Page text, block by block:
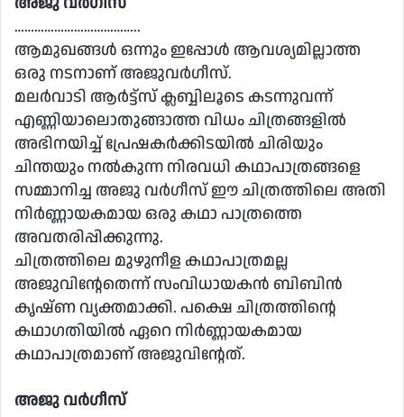
………………………………..
ആമുഖങ്ങൾ ഒന്നും ഇപ്പോൾ ആവശ്യമില്ലാത്ത
ഒരു നടനാണ് അജുവർഗീസ്.
മലർവാടി ആർട്ട്സ് ക്ലബ്ബിലൂടെ കടന്നുവന്ന്
എണ്ണിയാലൊതുങ്ങാത്ത വിധം ചിത്രങ്ങളിൽ
അഭിനയിച്ച് പ്രേഷകർക്കിടയിൽ ചിരിയും
ചിന്തയും നൽകുന്ന നിരവധി കഥാപാത്രങ്ങളെ
സമ്മാനിച്ച അജു വർഗീസ് ഈ ചിത്രത്തിലെ അതി
നിർണ്ണായകമായ ഒരു കഥാ പാത്രത്തെ
അവതരിപ്പിക്കുന്നു.
ചിത്രത്തിലെ മുഴുനീള കഥാപാത്രമല്ല
അജുവിൻ്റേതെന്ന് സംവിധായകൻ ബിബിൻ
കൃഷ്ണ വ്യക്തമാക്കി. പക്ഷെ ചിത്രത്തിൻ്റെ
കഥാഗതിയിൽ ഏറെ നിർണ്ണായകമായ
കഥാപാത്രമാണ് അജുവിൻ്റേത്.
അജു വർഗീസ്